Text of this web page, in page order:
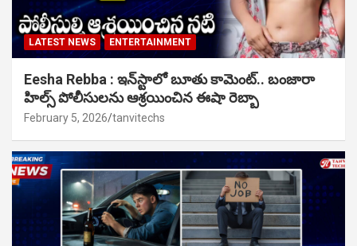
LATEST NEWS ENTERTAINMENT
Eesha Rebba : ఇన్‌స్టాలో బూతు కామెంట్.. బంజారా
హిల్స్ పోలీసులను ఆశ్రయించిన ఈషా రెబ్బా
February 5, 2026 tanvitechs